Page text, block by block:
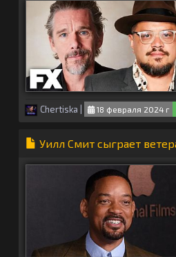
Chertiska 18 февраля 2024 г
Уилл Смит сыграет